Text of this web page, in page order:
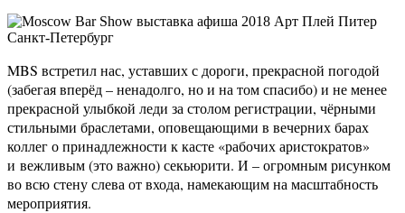
MBS встретил нас, уставших с дороги, прекрасной погодой
(забегая вперёд – ненадолго, но и на том спасибо) и не менее
прекрасной улыбкой леди за столом регистрации, чёрными
стильными браслетами, оповещающими в вечерних барах
коллег о принадлежности к касте «рабочих аристократов»
и вежливым (это важно) секьюрити. И – огромным рисунком
во всю стену слева от входа, намекающим на масштабность
мероприятия.